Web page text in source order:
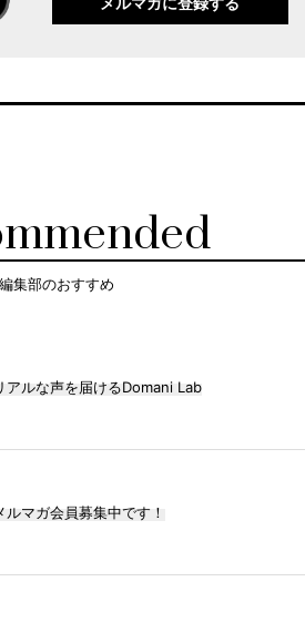
メルマガに登録する
編集部のおすすめ
アルな声を届けるDomani Lab
ルマガ会員募集中です！